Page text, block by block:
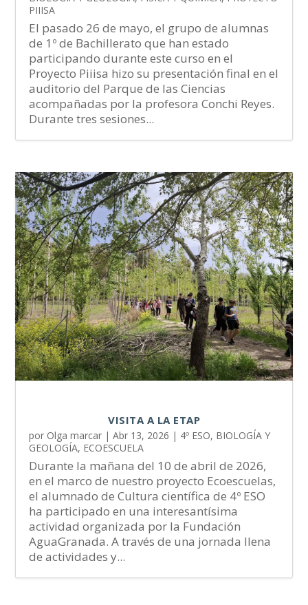
PIIISA
El pasado 26 de mayo, el grupo de alumnas
de 1º de Bachillerato que han estado
participando durante este curso en el
Proyecto Piiisa hizo su presentación final en el
auditorio del Parque de las Ciencias
acompañadas por la profesora Conchi Reyes.
Durante tres sesiones...
VISITA A LA ETAP
por Olga marcar |Abr 13, 2026 | 4º ESO, BIOLOGÍA Y
GEOLOGÍA, ECOESCUELA
Durante la mañana del 10 de abril de 2026,
en el marco de nuestro proyecto Ecoescuelas,
el alumnado de Cultura científica de 4º ESO
ha participado en una interesantísima
actividad organizada por la Fundación
AguaGranada. A través de una jornada llena
de actividades y...